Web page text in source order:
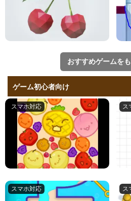
おすすめゲームを
ゲーム初心者向け